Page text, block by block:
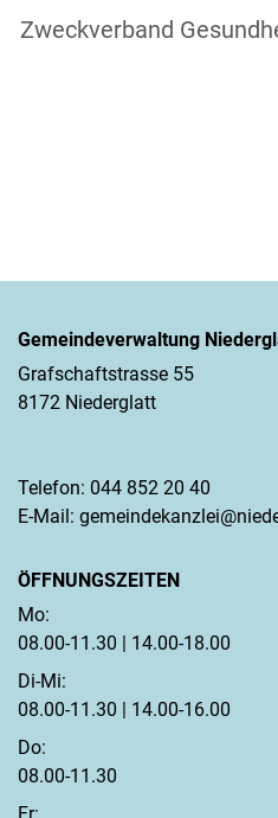
Zweckverband
Gemeindeverwaltung
Grafschaftstrasse 55
8172 Niederglatt
Telefon: 044 852 20 40
E-Mail:
ÖFFNUNGSZEITEN
Mo:
08.00-11.30 | 14.00-18.00
Di-Mi:
08.00-11.30 | 14.00-16.00
Do:
08.00-11.30